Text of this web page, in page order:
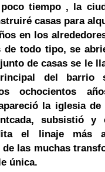
tiempo , la
casas para
en los
de todo tipo, se
de casas se le
del barrio
ochocientos
la iglesia de
subsistió y
el linaje más
las muchas
única.